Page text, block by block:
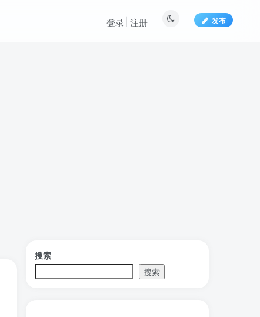
发布
登录 注册
魔法(1) 高熵合金(3) 雷军(3) 陶瓷
搜索
搜索